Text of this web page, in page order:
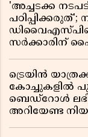
'അച്ചടക്ക
സർക്കാരിന്
ട്രെയിൻ
കോച്ചുകളിൽ
ബെഡ്റോൾ
അറിയേണ്ട